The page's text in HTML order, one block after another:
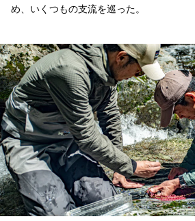
め、いくつもの支流を巡った。